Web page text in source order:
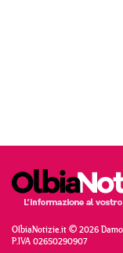
OlbiaNotizie.it © 2026
P.IVA 02650290907